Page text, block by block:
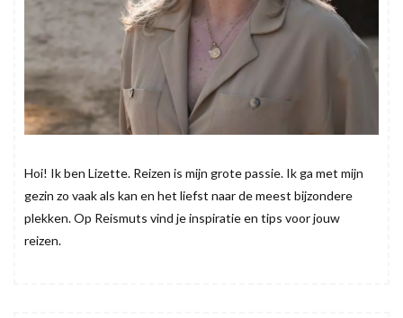
Hoi! Ik ben Lizette. Reizen is mijn grote passie. Ik ga met mijn
gezin zo vaak als kan en het liefst naar de meest bijzondere
plekken. Op Reismuts vind je inspiratie en tips voor jouw
reizen.